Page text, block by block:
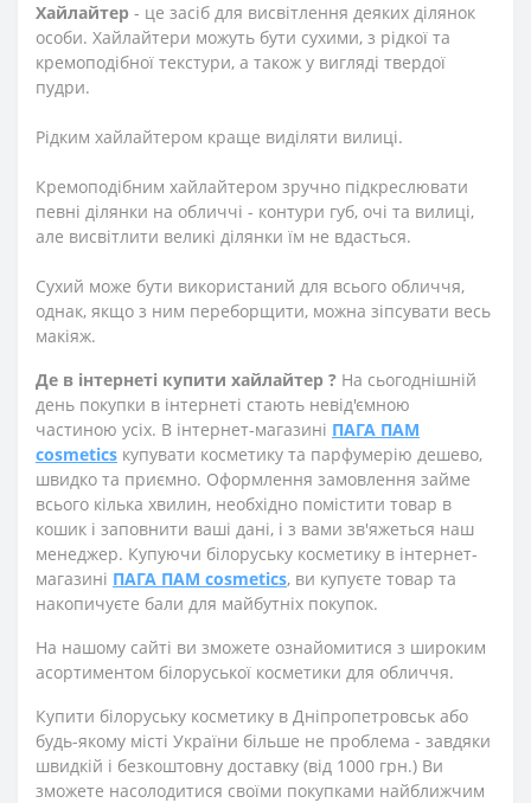
Хайлайтер - це засіб для висвітлення деяких ділянок
особи. Хайлайтери можуть бути сухими, з рідкої та
кремоподібної текстури, а також у вигляді твердої
пудри.
Рідким хайлайтером краще виділяти вилиці.
Кремоподібним хайлайтером зручно підкреслювати
певні ділянки на обличчі - контури губ, очі та вилиці,
але висвітлити великі ділянки їм не вдасться.
Сухий може бути використаний для всього обличчя,
однак, якщо з ним переборщити, можна зіпсувати весь
макіяж.
Де в інтернеті купити хайлайтер ? На сьогоднішній
день покупки в інтернеті стають невід'ємною
частиною усіх. В інтернет-магазині ПАГА ПАМ
cosmetics купувати косметику та парфумерію дешево,
швидко та приємно. Оформлення замовлення займе
всього кілька хвилин, необхідно помістити товар в
кошик і заповнити ваші дані, і з вами зв'яжеться наш
менеджер. Купуючи білоруську косметику в інтернет-
магазині ПАГА ПАМ cosmetics, ви купуєте товар та
накопичуєте бали для майбутніх покупок.
На нашому сайті ви зможете ознайомитися з широким
асортиментом білоруської косметики для обличчя.
Купити білоруську косметику в Дніпропетровськ або
будь-якому місті України більше не проблема - завдяки
швидкій і безкоштовну доставку (від 1000 грн.) Ви
зможете насолодитися своїми покупками найближчим